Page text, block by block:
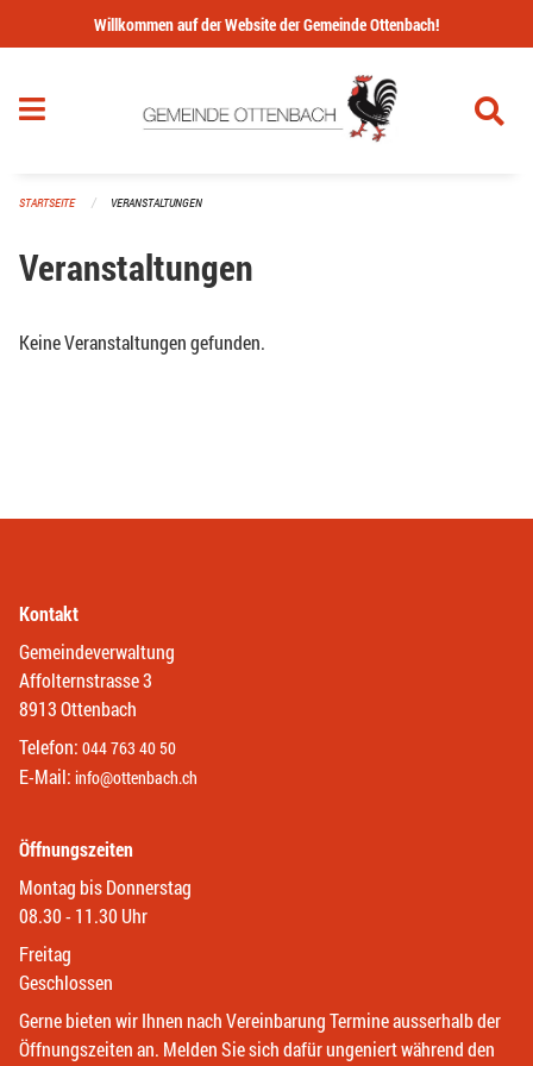
Navigation überspringen
Willkommen auf der Website der Gemeinde Ottenbach!
STARTSEITE VERANSTALTUNGEN
Veranstaltungen
Keine Veranstaltungen gefunden.
Kontakt
Gemeindeverwaltung
Affolternstrasse 3
8913 Ottenbach
Telefon: 044 763 40 50
E-Mail: info@ottenbach.ch
Öffnungszeiten
Montag bis Donnerstag
08.30 - 11.30 Uhr
Freitag
Geschlossen
Gerne bieten wir Ihnen nach Vereinbarung Termine ausserhalb der
Öffnungszeiten an. Melden Sie sich dafür ungeniert während den